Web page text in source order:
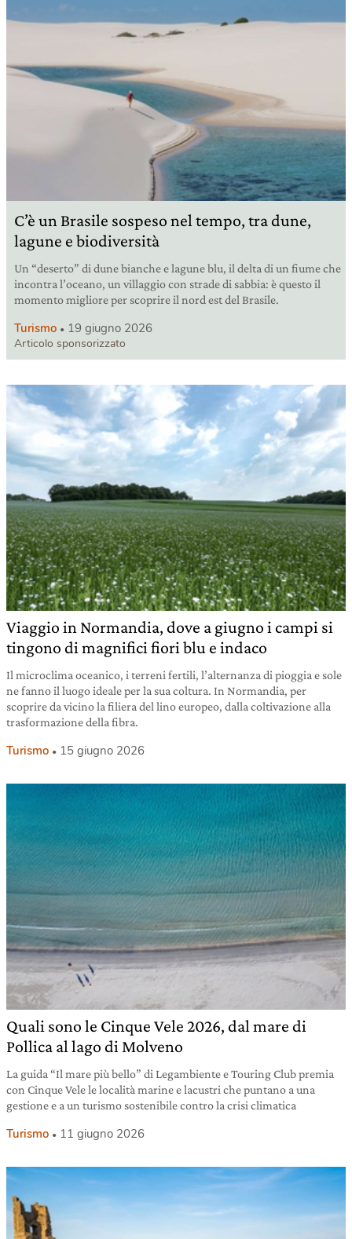
C’è un Brasile sospeso nel tempo, tra dune,
lagune e biodiversità
Un “deserto” di dune bianche e lagune blu, il delta di un fiume che
incontra l’oceano, un villaggio con strade di sabbia: è questo il
momento migliore per scoprire il nord est del Brasile.
Turismo 19 giugno 2026
Articolo sponsorizzato
Viaggio in Normandia, dove a giugno i campi si
tingono di magnifici fiori blu e indaco
Il microclima oceanico, i terreni fertili, l’alternanza di pioggia e sole
ne fanno il luogo ideale per la sua coltura. In Normandia, per
scoprire da vicino la filiera del lino europeo, dalla coltivazione alla
trasformazione della fibra.
Turismo 15 giugno 2026
Quali sono le Cinque Vele 2026, dal mare di
Pollica al lago di Molveno
La guida “Il mare più bello” di Legambiente e Touring Club premia
con Cinque Vele le località marine e lacustri che puntano a una
gestione e a un turismo sostenibile contro la crisi climatica
Turismo 11 giugno 2026